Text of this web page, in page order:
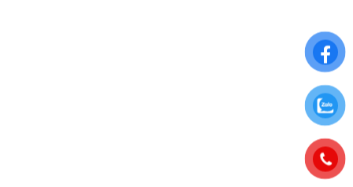
ĐĂNG KÝ NHẬN NGAY ƯU ĐÃI ĐẶC BIỆT
Để nhận những ưu đãi hấp dẫn từ Hoa Chân Thật, hãy